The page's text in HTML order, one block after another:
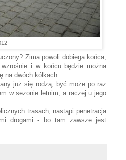
Zima powoli dobiega końca,
i w końcu będzie można
dwóch kółkach.
już się rodzą, być może po raz
w sezonie letnim, a raczej u jego
trasach, nastąpi penetracja
drogami - bo tam zawsze jest